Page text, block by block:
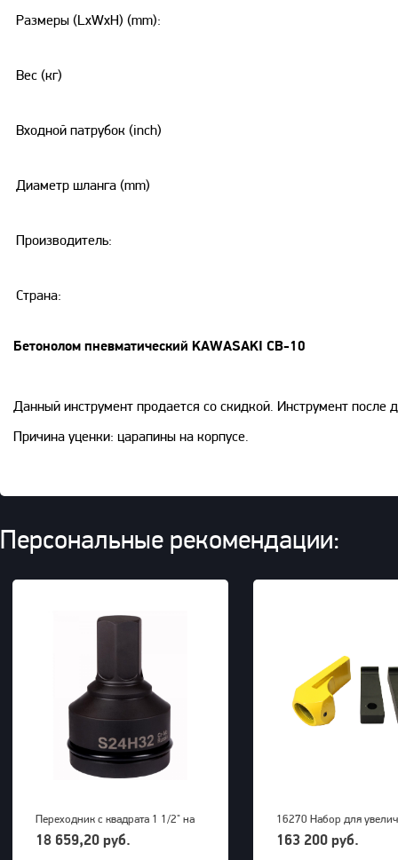
Размеры (LxWxH) (mm):
Вес (кг)
Входной патрубок (inch)
Диаметр шланга (mm)
Производитель:
Страна:
Бетонолом пневматический KAWASAKI CB-10
Данный инструмент продается со скидкой. Инструмент после
Причина уценки: царапины на корпусе.
Персональные рекомендации:
Переходник с квадрата 1 1/2" на
внешний шестигранник 32 мм
18 659,20 руб.
16270 Набор для
радиуса снятия
163 200 руб.